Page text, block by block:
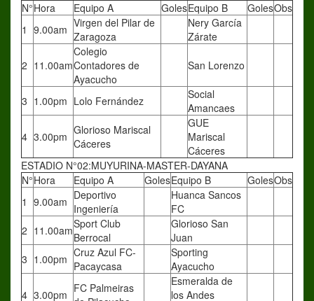
N°Hora Equipo A GolesEquipo B GolesObs
1 9.00am Virgen del Pilar de
Zaragoza
Nery García
Zárate
2 11.00am
Colegio
Contadores de
Ayacucho
San Lorenzo
3 1.00pm Lolo Fernández
Social
Amancaes
4 3.00pm Glorioso Mariscal
Cáceres
GUE
Mariscal
Cáceres
ESTADIO N°02:MUYURINA-MASTER-DAYANA
N°Hora Equipo A GolesEquipo B GolesObs
1 9.00am Deportivo
Ingeniería
Huanca Sancos
FC
2 11.00amSport Club
Berrocal
Glorioso San
Juan
3 1.00pm Cruz Azul FC-
Pacaycasa
Sporting
Ayacucho
4 3.00pm FC Palmeiras
Esmeralda de
los Andes